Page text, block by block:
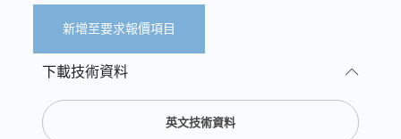
新增至要求報價項目
下載技術資料
英文技術資料